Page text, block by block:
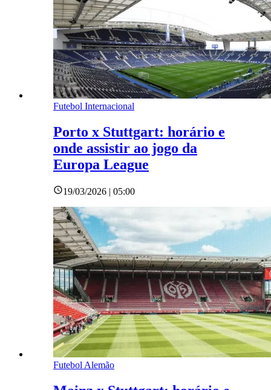
Futebol Internacional
Porto x Stuttgart: horário e
onde assistir ao jogo da
Europa League
19/03/2026 | 05:00
Futebol Alemão